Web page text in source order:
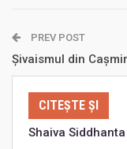
PREV POST
Şivaismul din Caşmir
CITEȘTE ȘI
Shaiva Siddhanta